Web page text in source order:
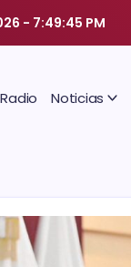
- 7:49:46 PM
Radio Noticias